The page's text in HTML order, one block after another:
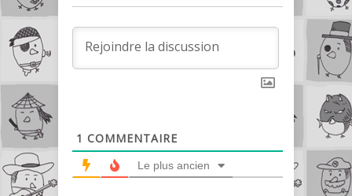
1 COMMENTAIRE
Le plus ancien